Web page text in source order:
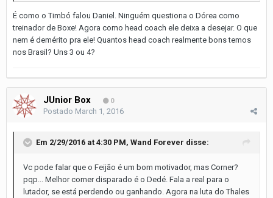
É como o Timbó falou Daniel. Ninguém questiona o Dórea como
treinador de Boxe! Agora como head coach ele deixa a desejar. O que
nem é demérito pra ele! Quantos head coach realmente bons temos
nos Brasil? Uns 3 ou 4?
JUnior Box 0
Postado March 1, 2016
Em 2/29/2016 at 4:30 PM, Wand Forever disse:
Vc pode falar que o Feijão é um bom motivador, mas Corner?
pqp... Melhor corner disparado é o Dedé. Fala a real para o
lutador, se está perdendo ou ganhando. Agora na luta do Thales